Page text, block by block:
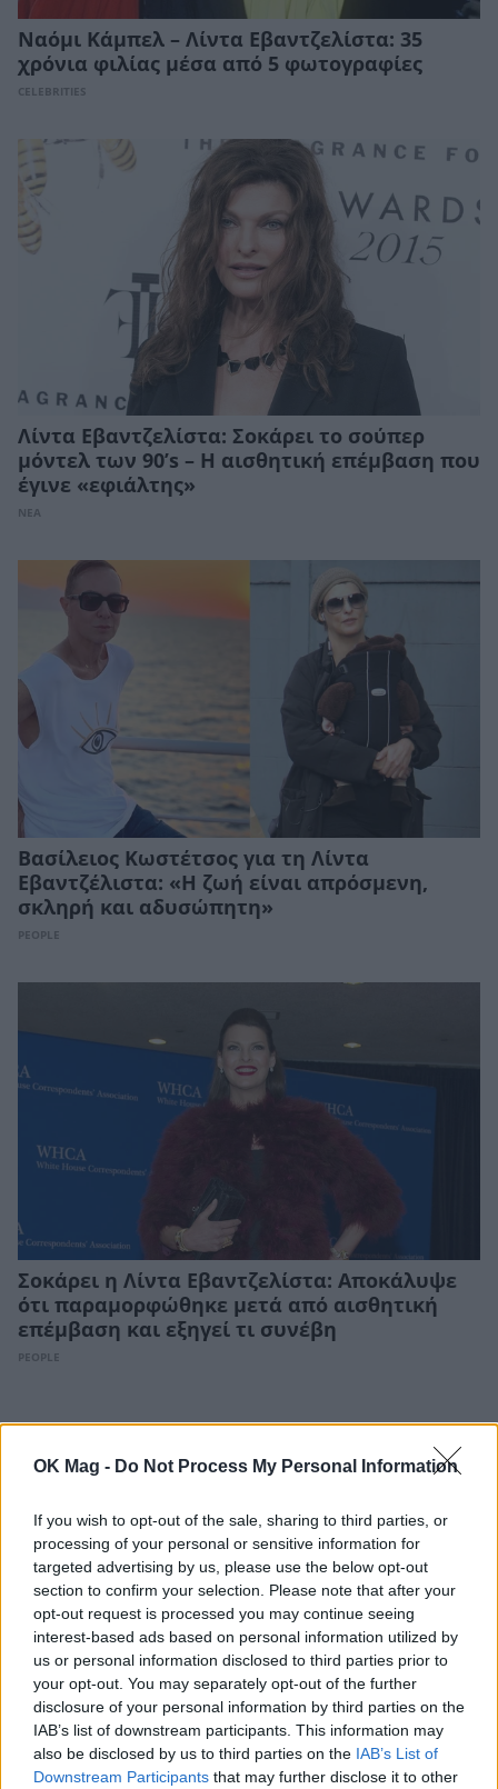
OK Mag - Do Not Process My Personal Information
If you wish to opt-out of the sale, sharing to third parties, or
processing of your personal or sensitive information for
targeted advertising by us, please use the below opt-out
section to confirm your selection. Please note that after your
opt-out request is processed you may continue seeing
interest-based ads based on personal information utilized by
us or personal information disclosed to third parties prior to
your opt-out. You may separately opt-out of the further
disclosure of your personal information by third parties on the
IAB’s list of downstream participants. This information may
also be disclosed by us to third parties on the IAB’s List of
Downstream Participants that may further disclose it to other
Ναόμι Κάμπελ – Λίντα Εβαντζελίστα: 35
χρόνια φιλίας μέσα από 5 φωτογραφίες
CELEBRITIES
Λίντα Εβαντζελίστα: Σοκάρει το σούπερ
μόντελ των 90’s – Η αισθητική επέμβαση που
έγινε «εφιάλτης»
ΝΕΑ
Βασίλειος Κωστέτσος για τη Λίντα
Εβαντζέλιστα: «Η ζωή είναι απρόσμενη,
σκληρή και αδυσώπητη»
PEOPLE
Σοκάρει η Λίντα Εβαντζελίστα: Αποκάλυψε
ότι παραμορφώθηκε μετά από αισθητική
επέμβαση και εξηγεί τι συνέβη
PEOPLE
WHAT'S HOT
1